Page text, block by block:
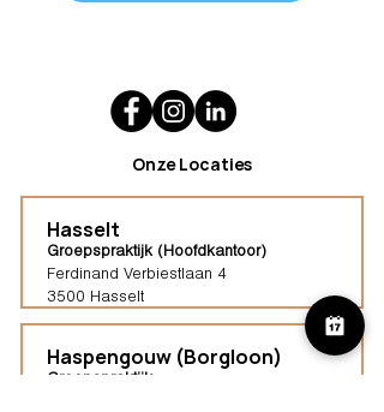
Onze Locaties
Hasselt
Groepspraktijk (Hoofdkantoor)
Ferdinand Verbiestlaan 4
3500 Hasselt
Haspengouw (Borgloon)